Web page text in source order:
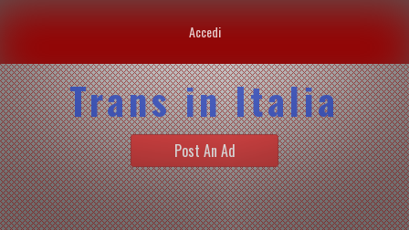
Accedi
Trans in Italia
Post An Ad